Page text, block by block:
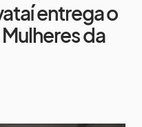
entrega o
da